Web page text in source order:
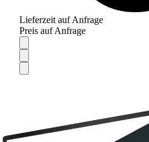
Lieferzeit auf Anfrage
Preis auf Anfrage